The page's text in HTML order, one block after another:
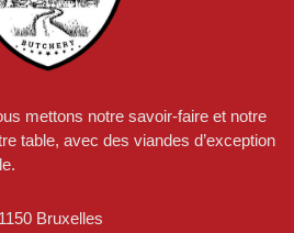
mettons notre savoir-faire et notre
table, avec des viandes d’exception
Bruxelles